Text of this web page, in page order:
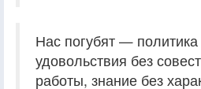
Нас погубят —
удовольствия без
работы, знание без